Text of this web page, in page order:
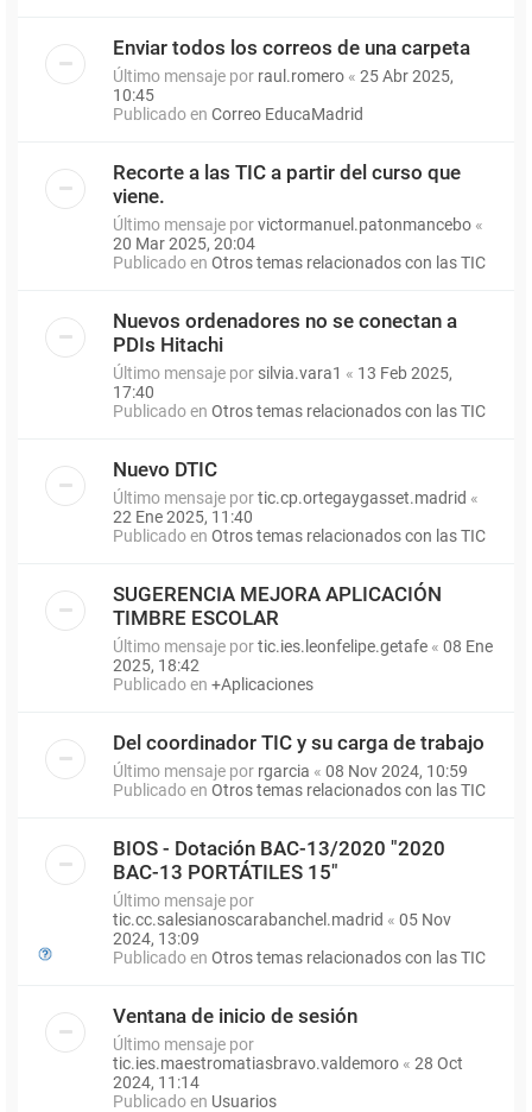
Enviar todos los correos de una carpeta
Último mensaje por raul.romero « 25 Abr 2025,
10:45
Publicado en Correo EducaMadrid
Recorte a las TIC a partir del curso que
viene.
Último mensaje porvictormanuel.patonmancebo «
20 Mar 2025, 20:04
Publicado en Otros temas relacionados con las TIC
Nuevos ordenadores no se conectan a
PDIs Hitachi
Último mensaje por silvia.vara1 « 13 Feb 2025,
17:40
Publicado en Otros temas relacionados con las TIC
Nuevo DTIC
Último mensaje portic.cp.ortegaygasset.madrid «
22 Ene 2025, 11:40
Publicado en Otros temas relacionados con las TIC
SUGERENCIA MEJORA APLICACIÓN
TIMBRE ESCOLAR
Último mensaje portic.ies.leonfelipe.getafe « 08 Ene
2025, 18:42
Publicado en +Aplicaciones
Del coordinador TIC y su carga de trabajo
Último mensaje por rgarcia « 08 Nov 2024, 10:59
Publicado en Otros temas relacionados con las TIC
BIOS - Dotación BAC-13/2020 "2020
BAC-13 PORTÁTILES 15"
Último mensaje por
tic.cc.salesianoscarabanchel.madrid « 05 Nov
2024, 13:09
Publicado en Otros temas relacionados con las TIC
Ventana de inicio de sesión
Último mensaje por
tic.ies.maestromatiasbravo.valdemoro « 28 Oct
2024, 11:14
Publicado en Usuarios